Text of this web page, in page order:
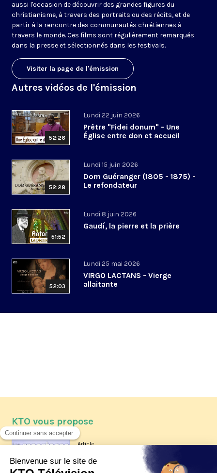
aussi l'occasion de découvrir des grandes figures du
christianisme, à travers des portraits ou des récits, et de
partir à la rencontre des communautés chrétiennes à
travers le monde. Ces films sont régulièrement remarqués
dans la presse et sélectionnés dans les festivals.
Visiter la page de l'émission
Autres vidéos de l'émission
52:26
Lundi 22 juin 2026
Prêtre "Fidei donum" - Une
Église entre don et accueil
52:28
Lundi 15 juin 2026
Dom Guéranger (1805 - 1875) -
Le refondateur
51:52
Lundi 8 juin 2026
Gaudí, la pierre et la prière
52:03
Lundi 25 mai 2026
VIRGO LACTANS - Vierge
allaitante
KTO vous propose
Article
Les reportages d'été 2026 de KTO